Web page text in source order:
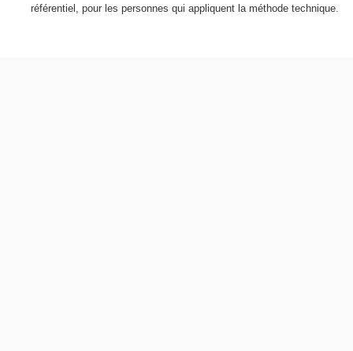
référentiel, pour les personnes qui appliquent la méthode technique.